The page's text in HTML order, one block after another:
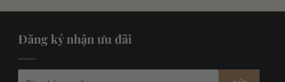
Đăng ký nhận ưu đãi